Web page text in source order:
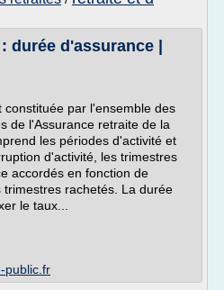
durée d'assurance |
par l'ensemble des
de l'Assurance retraite de la
les périodes d'activité et
d'activité, les trimestres
accordés en fonction de
rachetés. La durée
le taux...
public.fr